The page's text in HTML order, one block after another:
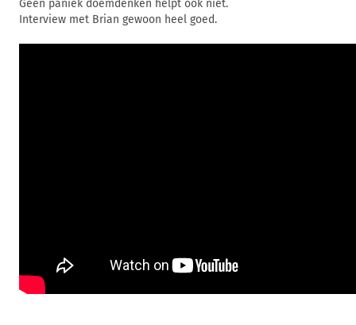
Geen paniek doemdenken helpt ook niet.
Interview met Brian gewoon heel goed.